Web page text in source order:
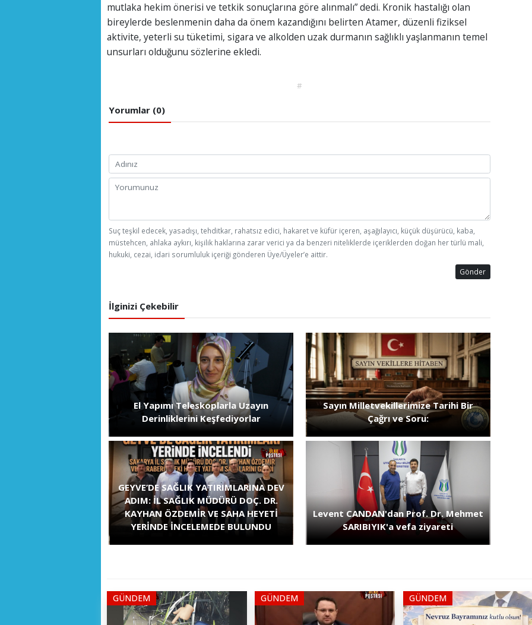
mutlaka hekim önerisi ve tetkik sonuçlarına göre alınmalı” dedi. Kronik hastalığı olan
bireylerde beslenmenin daha da önem kazandığını belirten Atamer, düzenli fiziksel
aktivite, yeterli su tüketimi, sigara ve alkolden uzak durmanın sağlıklı yaşlanmanın temel
unsurları olduğunu sözlerine ekledi.
#
Yorumlar (0)
Suç teşkil edecek, yasadışı, tehditkar, rahatsız edici, hakaret ve küfür içeren, aşağılayıcı, küçük düşürücü, kaba,
müstehcen, ahlaka aykırı, kişilik haklarına zarar verici ya da benzeri niteliklerde içeriklerden doğan her türlü mali,
hukuki, cezai, idari sorumluluk içeriği gönderen Üye/Üyeler’e aittir.
Gönder
İlginizi Çekebilir
El Yapımı Teleskoplarla Uzayın
Derinliklerini Keşfediyorlar
Sayın Milletvekillerimize Tarihi Bir
Çağrı ve Soru:
GEYVE’DE SAĞLIK YATIRIMLARINA DEV
ADIM: İL SAĞLIK MÜDÜRÜ DOÇ. DR.
KAYHAN ÖZDEMİR VE SAHA HEYETİ
YERİNDE İNCELEMEDE BULUNDU
Levent CANDAN'dan Prof. Dr. Mehmet
SARIBIYIK'a vefa ziyareti
GÜNDEM GÜNDEM GÜNDEM